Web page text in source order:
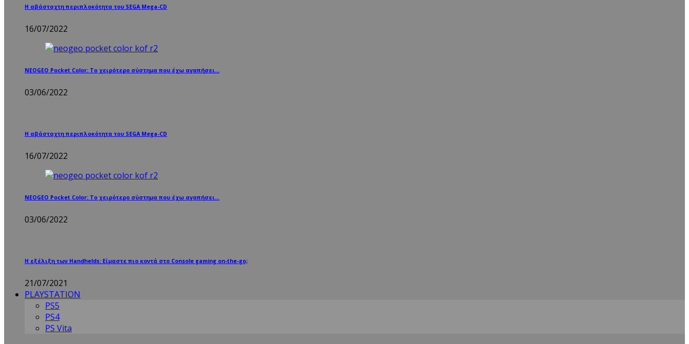
Η αβάσταχτη περιπλοκότητα του SEGA Mega-CD
16/07/2022
NEOGEO Pocket Color: Το χειρότερο σύστημα που έχω αγαπήσει…
03/06/2022
Η αβάσταχτη περιπλοκότητα του SEGA Mega-CD
16/07/2022
NEOGEO Pocket Color: Το χειρότερο σύστημα που έχω αγαπήσει…
03/06/2022
Η εξέλιξη των Handhelds: Είμαστε πιο κοντά στο Console gaming on-the-go;
21/07/2021
PLAYSTATION
PS5
PS4
PS Vita